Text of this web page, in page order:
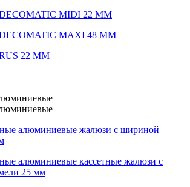
MIDI 22 ММ
MAXI 48 ММ
22 ММ
алюминиевые жалюзи с шириной
алюминиевые кассетные жалюзи с
25 мм